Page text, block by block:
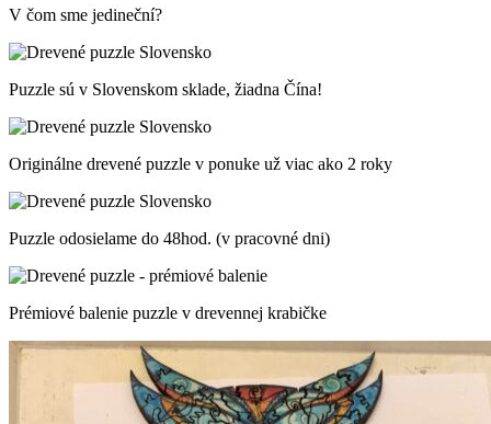
V čom sme jedineční?
Puzzle sú v Slovenskom sklade, žiadna Čína!
Originálne drevené puzzle v ponuke už viac ako 2 roky
Puzzle odosielame do 48hod. (v pracovné dni)
Prémiové balenie puzzle v drevennej krabičke